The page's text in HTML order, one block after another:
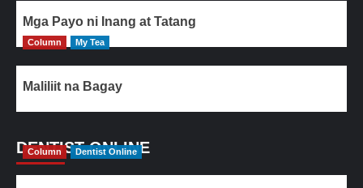
Mga Payo ni Inang at Tatang
Column My Tea
Maliliit na Bagay
DENTIST ONLINE
Column Dentist Online